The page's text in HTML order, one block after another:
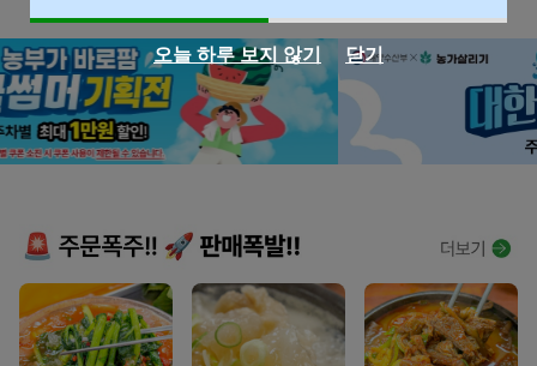
오늘 하루 보지 않기 닫기